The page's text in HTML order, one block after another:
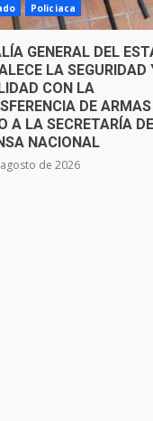
Policiaca
GENERAL DEL
LA SEGURIDAD
CON LA
DE
A LA SECRETARÍA
NACIONAL
de 2026